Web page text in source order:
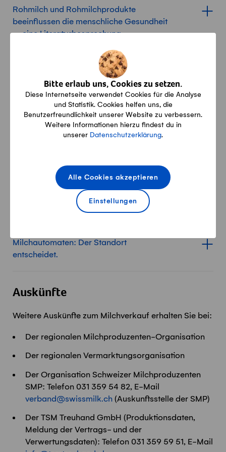
Bitte erlaub uns, Cookies zu setzen.
Diese Internetseite verwendet Cookies für die Analyse
und Statistik. Cookies helfen uns, die
Benutzerfreundlichkeit unserer Website zu verbessern.
Weitere Informationen hierzu findest du in
unserer Datenschutzerklärung.
Einstellungen
Alle Cookies akzeptieren
Rohmilch und Rohmilchprodukte
beeinflussen die menschliche Gesundheit
– eine Literaturbesprechung
Inhalt für Rohmilch und
Von der Jungviehaufzucht zur
Hofmolkerei.
Inhalt für Von der
Frische Milch aus dem Automaten.
Inhalt für Frische Milch aus
Alpkäse statt Milch verkaufen.
Inhalt für Alpkäse statt Milch
Eine Chance in der Nische
Inhalt für Eine Chance in der
Milchautomaten: Der Standort
entscheidet.
Auskünfte
Weitere Auskünfte zum Milchverkauf erhalten Sie bei:
Der regionalen Milchproduzenten-Organisation
Der regionalen Vermarktungsorganisation
Der Organisation Schweizer Milchproduzenten
SMP: Telefon 031 359 54 82, E-Mail
verband@swissmilk.ch (Auskunftsstelle der SMP)
Der TSM Treuhand GmbH (Produktionsdaten,
Meldung der Vertrags- und der
Verwertungsdaten): Telefon 031 359 59 51, E-Mail